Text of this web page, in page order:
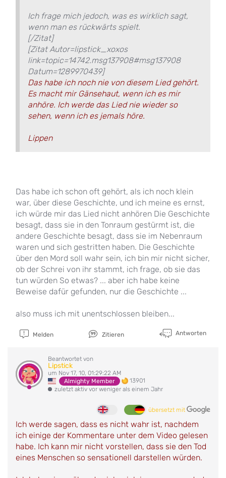
Ich frage mich jedoch, was es wirklich sagt,
wenn man es rückwärts spielt.
[/Zitat]
[Zitat Autor=lipstick_xoxos
link=topic=14742.msg137908#msg137908
Datum=1289970439]
Das habe ich noch nie von diesem Lied gehört.
Es macht mir Gänsehaut, wenn ich es mir
anhöre. Ich werde das Lied nie wieder so
sehen, wenn ich es jemals höre.
Lippen
Das habe ich schon oft gehört, als ich noch klein
war, über diese Geschichte, und ich meine es ernst,
ich würde mir das Lied nicht anhören Die Geschichte
besagt, dass sie in den Tonraum gestürmt ist, die
andere Geschichte besagt, dass sie im Nebenraum
waren und sich gestritten haben. Die Geschichte
über den Mord soll wahr sein, ich bin mir nicht sicher,
ob der Schrei von ihr stammt, ich frage, ob sie das
tun würden So etwas? ... aber ich habe keine
Beweise dafür gefunden, nur die Geschichte ...
also muss ich mit unentschlossen bleiben...
Melden Zitieren Antworten
Beantwortet von
Lipstick
um Nov 17, 10, 01:29:22 AM
Almighty Member
13901
zuletzt aktiv vor weniger als einem Jahr
übersetzt mit
Ich werde sagen, dass es nicht wahr ist, nachdem
ich einige der Kommentare unter dem Video gelesen
habe. Ich kann mir nicht vorstellen, dass sie den Tod
eines Menschen so sensationell darstellen würden.